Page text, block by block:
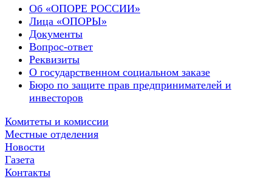
Об «ОПОРЕ РОССИИ»
Лица «ОПОРЫ»
Документы
Вопрос-ответ
Реквизиты
О государственном социальном заказе
Бюро по защите прав предпринимателей и
инвесторов
Комитеты и комиссии
Местные отделения
Новости
Газета
Контакты